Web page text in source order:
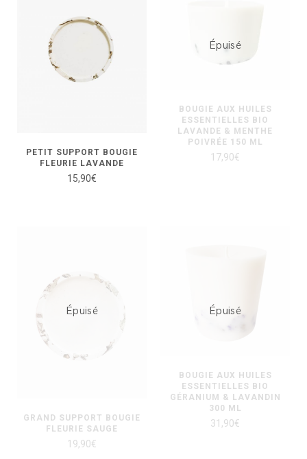
PETIT SUPPORT BOUGIE
FLEURIE LAVANDE
15,90€
BOUGIE AUX HUILES
ESSENTIELLES BIO
LAVANDE & MENTHE
POIVRÉE 150 ML
17,90€
Épuisé
GRAND SUPPORT BOUGIE
FLEURIE SAUGE
19,90€
Épuisé
BOUGIE AUX HUILES
ESSENTIELLES BIO
GÉRANIUM & LAVANDIN
300 ML
31,90€
Épuisé